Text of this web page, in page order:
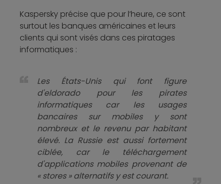
Kaspersky précise que pour l’heure, ce sont
surtout les banques américaines et leurs
clients qui sont visés dans ces piratages
informatiques :
Les États-Unis qui font figure
d'eldorado pour les pirates
informatiques car les usages
bancaires sur mobiles y sont
nombreux et le revenu par habitant
élevé. La Russie est aussi fortement
ciblée, car le téléchargement
d'applications mobiles provenant de
« stores » alternatifs y est courant.